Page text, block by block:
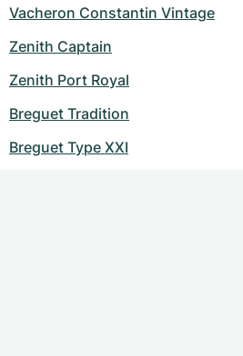
Vacheron Constantin Vintage
Zenith Captain
Zenith Port Royal
Breguet Tradition
Breguet Type XXI